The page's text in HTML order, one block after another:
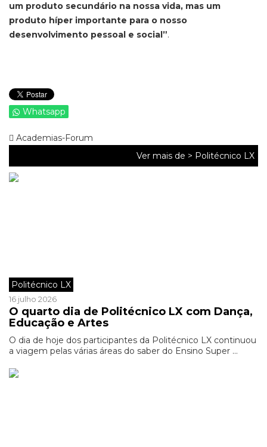
um produto secundário na nossa vida, mas um
produto híper importante para o nosso
desenvolvimento pessoal e social”.
Whatsapp
Academias-Forum
Ver mais de > Politécnico LX
Politécnico LX
16 julho 2026
O quarto dia de Politécnico LX com Dança,
Educação e Artes
O dia de hoje dos participantes da Politécnico LX continuou
a viagem pelas várias áreas do saber do Ensino Super ...